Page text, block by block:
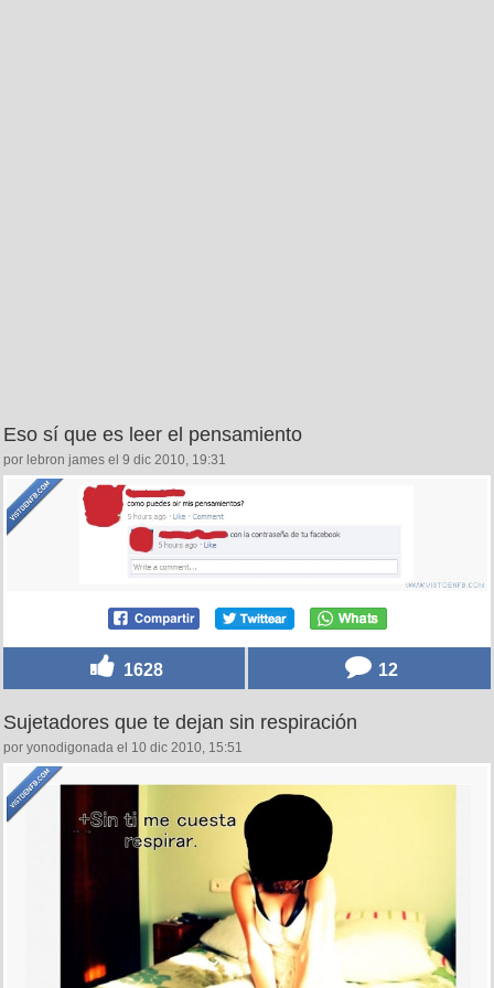
Eso sí que es leer el pensamiento
por lebron james el 9 dic 2010, 19:31
1628 12
Sujetadores que te dejan sin respiración
por yonodigonada el 10 dic 2010, 15:51